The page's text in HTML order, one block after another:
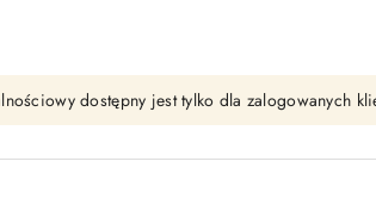
dostępny jest tylko dla zalogowanych